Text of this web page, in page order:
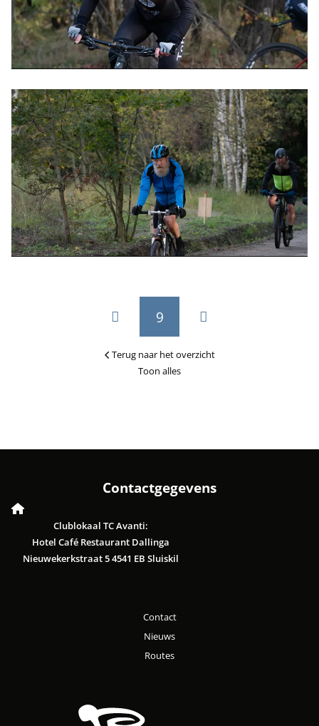
Terug naar het overzicht
9
Toon alles
Contactgegevens
Clublokaal TC Avanti:
Hotel Café Restaurant Dallinga
Nieuwekerkstraat 5 4541 EB Sluiskil
Contact
Nieuws
Routes